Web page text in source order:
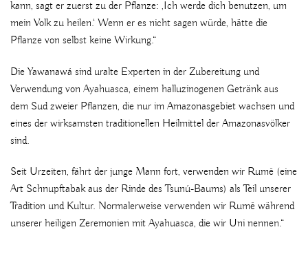
kann, sagt er zuerst zu der Pflanze: ‚Ich werde dich benutzen, um
mein Volk zu heilen.‘ Wenn er es nicht sagen würde, hätte die
Pflanze von selbst keine Wirkung.“
Die Yawanawá sind uralte Experten in der Zubereitung und
Verwendung von Ayahuasca, einem halluzinogenen Getränk aus
dem Sud zweier Pflanzen, die nur im Amazonasgebiet wachsen und
eines der wirksamsten traditionellen Heilmittel der Amazonasvölker
sind.
Seit Urzeiten, fährt der junge Mann fort, verwenden wir Rumê (eine
Art Schnupftabak aus der Rinde des Tsunú-Baums) als Teil unserer
Tradition und Kultur. Normalerweise verwenden wir Rumê während
unserer heiligen Zeremonien mit Ayahuasca, die wir Uni nennen.“